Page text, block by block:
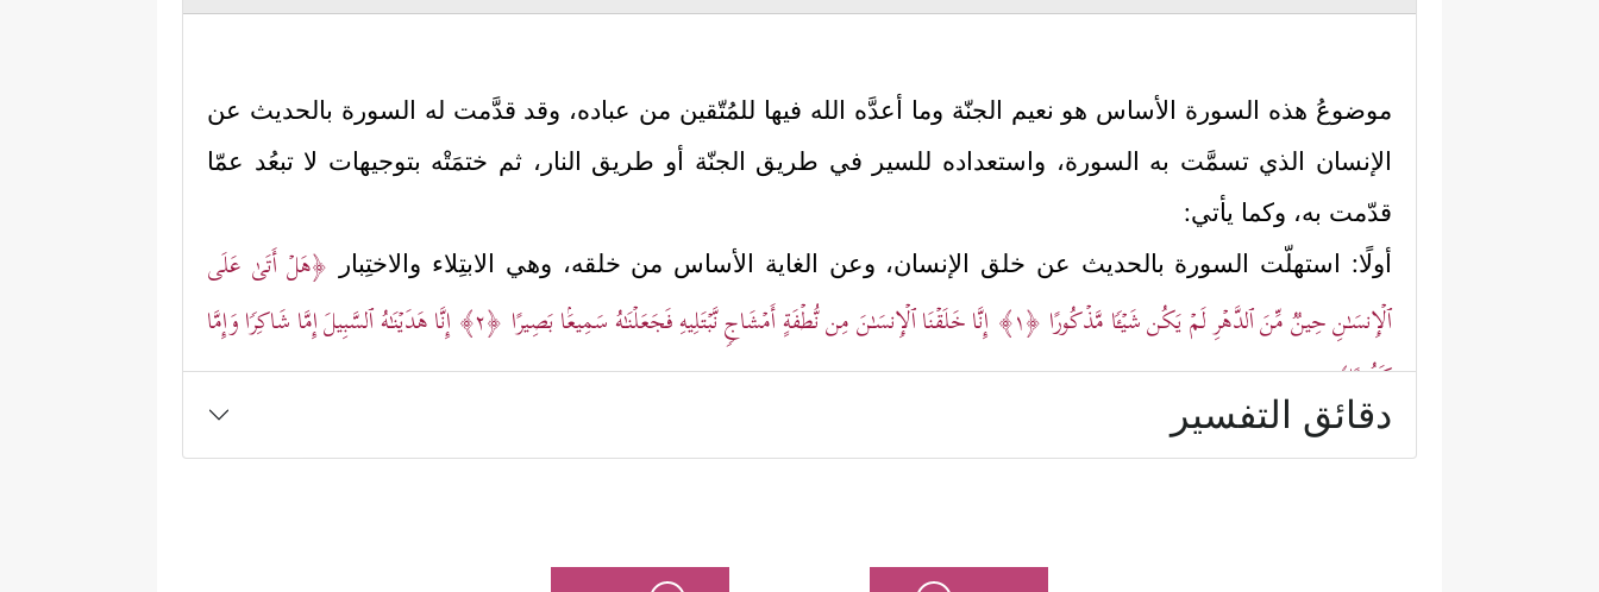
موضوعُ هذه السورة الأساس هو نعيم الجنّة وما أعدَّه الله فيها للمُتّقين من عباده، وقد قدَّمت له السورة بالحديث عن
الإنسان الذي تسمَّت به السورة، واستعداده للسير في طريق الجنّة أو طريق النار، ثم ختمَتْه بتوجيهات لا تبعُد عمّا
قدّمت به، وكما يأتي:
أولًا: استهلّت السورة بالحديث عن خلق الإنسان، وعن الغاية الأساس من خلقه، وهي الابتِلاء والاختِبار
﴿هَلۡ أَتَىٰ عَلَى
ٱلۡإِنسَـٰنِ حِینࣱ مِّنَ ٱلدَّهۡرِ لَمۡ یَكُن شَیۡـࣰٔا مَّذۡكُورًا ﴿١﴾ إِنَّا خَلَقۡنَا ٱلۡإِنسَـٰنَ مِن نُّطۡفَةٍ أَمۡشَاجࣲ نَّبۡتَلِیهِ فَجَعَلۡنَـٰهُ سَمِیعَۢا بَصِیرًا ﴿٢﴾
إِنَّا هَدَیۡنَـٰهُ ٱلسَّبِیلَ إِمَّا شَاكِرࣰا وَإِمَّا
كَفُورًا﴾.
ثانيًا: بيَّنت السورة أنَّ هذا الاختبار سينقسم فيه الناس على قسمَين، ويفترقون على فرقتَين: فرقة ضالّة خاسرة كافرة
دقائق التفسير